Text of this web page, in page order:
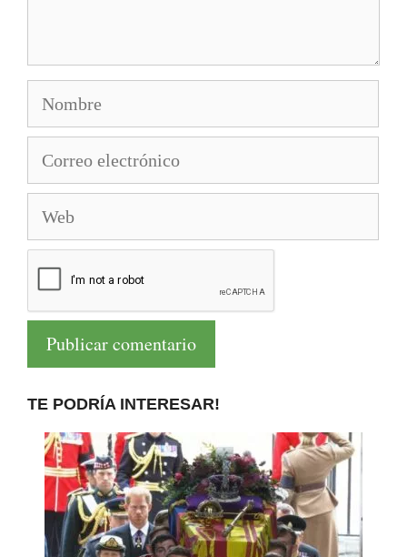
electrónico
TE PODRÍA INTERESAR!